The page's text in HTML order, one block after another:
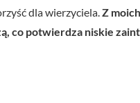
dla wierzyciela.Z
co potwierdza niskie